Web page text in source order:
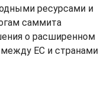
ресурсами и
саммита
о расширенном
между ЕС и странами